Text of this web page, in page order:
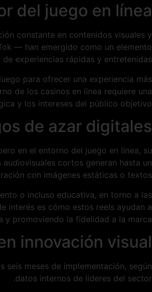
del juego en línea
constante en contenidos visuales y
— han emergido como un elemento
experiencias rápidas y entretenidas.
para ofrecer una experiencia más
de los casinos en línea requiere una
y los intereses del público objetivo.
de azar digitales
en el entorno del juego en línea, su
cortos generan hasta un
con imágenes estáticas o textos.
o incluso educativa, en torno a las
interés es cómo estos reels ayudan a
promoviendo la fidelidad a la marca.
innovación visual
seis meses de implementación, según
datos internos de líderes del sector.